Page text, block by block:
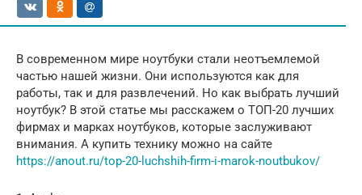
В современном мире ноутбуки стали неотъемлемой
частью нашей жизни. Они используются как для
работы, так и для развлечений. Но как выбрать лучший
ноутбук? В этой статье мы расскажем о ТОП-20 лучших
фирмах и марках ноутбуков, которые заслуживают
внимания. А купить технику можно на сайте
https://anout.ru/top-20-luchshih-firm-i-marok-noutbukov/